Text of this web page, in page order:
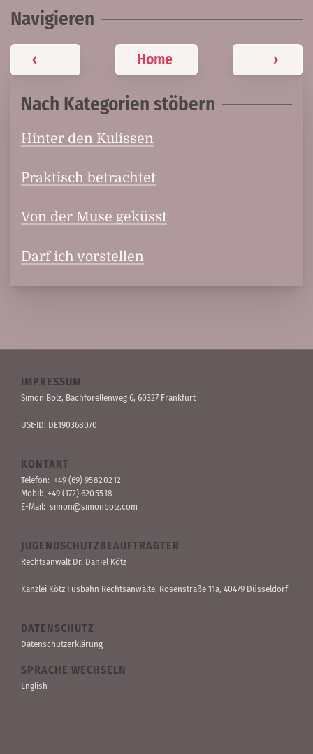
Navigieren
‹ Home ›
Nach Kategorien stöbern
Hinter den Kulissen
Praktisch betrachtet
Von der Muse geküsst
Darf ich vorstellen
IMPRESSUM
Simon Bolz, Bachforellen­weg 6, 60327 Frankfurt
USt-ID: DE190368070
KONTAKT
Telefon: +49 (69) 95 82 02 12
Mobil: +49 (172) 620 55 18
E-Mail: simon@simonbolz.com
JUGENDSCHUTZBEAUFTRAGTER
Rechts­anwalt Dr. Daniel Kötz
Kanzlei Kötz Fusbahn Rechts­anwälte, Rosen­straße 11a, 40479 Düssel­dorf
DATENSCHUTZ
Datenschutzerklärung
SPRACHE WECHSELN
English